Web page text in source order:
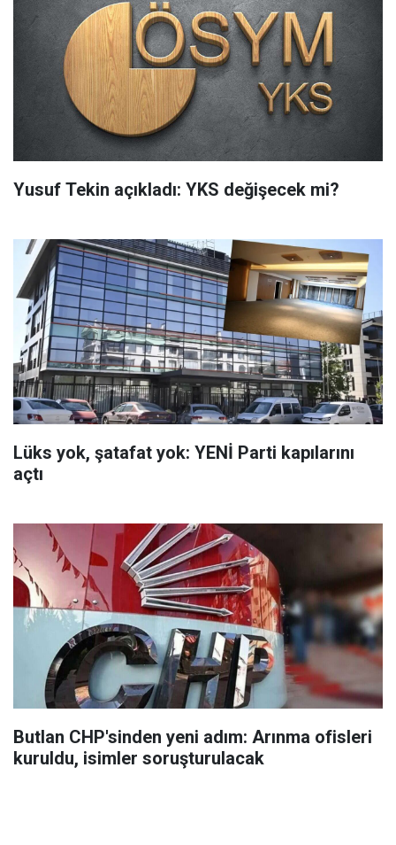
Yusuf Tekin açıkladı: YKS değişecek mi?
Lüks yok, şatafat yok: YENİ Parti kapılarını
açtı
Butlan CHP'sinden yeni adım: Arınma ofisleri
kuruldu, isimler soruşturulacak